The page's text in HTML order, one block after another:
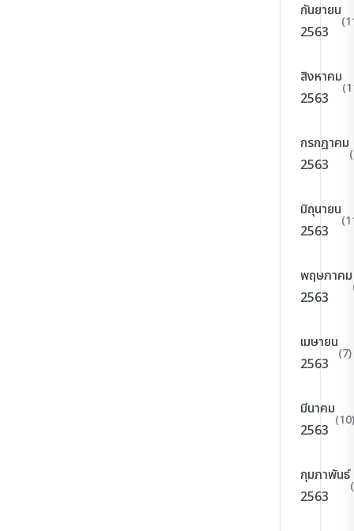
กันยายน
2563
สิงหาคม
2563
กรกฎาคม
2563
มิถุนายน
2563
พฤษภาคม
2563
เมษายน
2563
(7)
มีนาคม
2563
(10)
กุมภาพันธ์
2563